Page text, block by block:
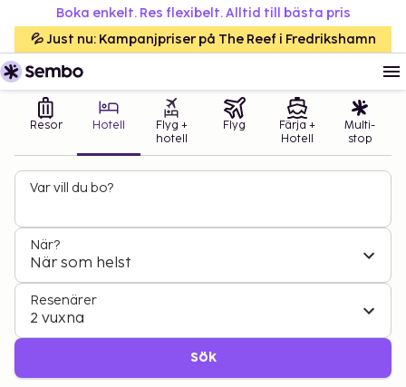
Boka enkelt. Res flexibelt. Alltid till bästa pris
💦 Just nu: Kampanjpriser på The Reef i Fredrikshamn
Resor Hotell
Flyg +
hotell
Flyg
Färja +
Hotell
Multi-
stop
Var vill du bo?
När?
När som helst
Resenärer
2 vuxna
Sök